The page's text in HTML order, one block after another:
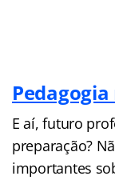
E aí, futuro
preparação?
importantes